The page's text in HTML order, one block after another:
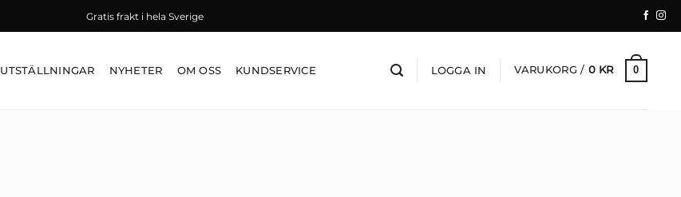
Gratis frakt i hela Sverige
UTSTÄLLNINGAR NYHETER OM OSS KUNDSERVICE LOGGA IN VARUKORG / 0 KR 0